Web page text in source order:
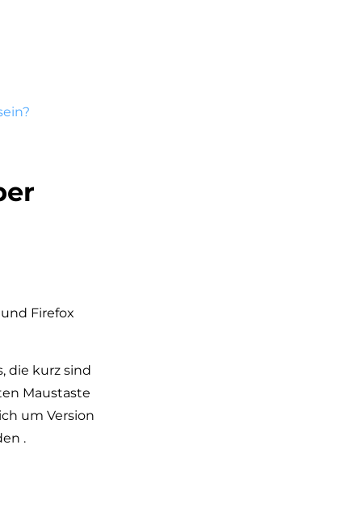
Firefox
die kurz sind
Maustaste
um Version
.